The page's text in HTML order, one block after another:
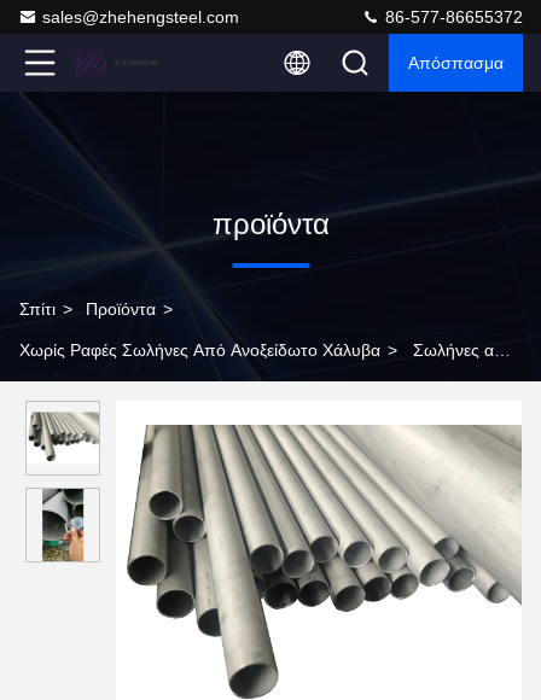
sales@zhehengsteel.com 86-577-86655372
Απόσπασμα
προϊόντα
Σπίτι > Προϊόντα >
Χωρίς Ραφές Σωλήνες Από Ανοξείδωτο Χάλυβα > Σωλήνες από
630 mm